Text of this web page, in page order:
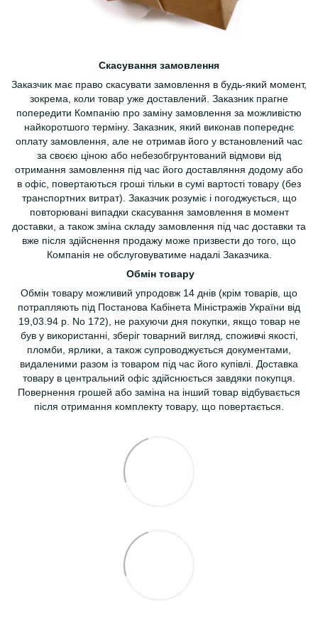
Скасування замовлення
Заказчик має право скасувати замовлення в будь-який момент,
зокрема, коли товар уже доставлений. Заказник прагне
попередити Компанію про заміну замовлення за можливістю
найкоротшого терміну. Заказник, який виконав попереднє
оплату замовлення, але не отримав його у встановлений час
за своєю ціною або небезобгрунтований відмови від
отримання замовлення під час його доставляння додому або
в офіс, повертаються гроші тільки в сумі вартості товару (без
транспортних витрат). Заказчик розуміє і погоджується, що
повторювані випадки скасування замовлення в момент
доставки, а також зміна складу замовлення під час доставки та
вже після здійснення продажу може призвести до того, що
Компанія не обслуговуватиме надалі Заказчика.
Обмін товару
Обмін товару можливий упродовж 14 днів (крім товарів, що
потрапляють під Постанова Кабінета Міністражів України від
19,03.94 р. No 172), не рахуючи дня покупки, якщо товар не
був у використанні, зберіг товарний вигляд, споживчі якості,
пломби, ярлики, а також супроводжується документами,
видаленими разом із товаром під час його купівлі. Доставка
товару в центральний офіс здійснюється завдяки покупця.
Повернення грошей або заміна на інший товар відбувається
після отримання комплекту товару, що повертається.